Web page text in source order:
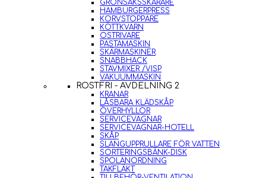
GRÖNSAKSSKÄRARE
HAMBURGERPRESS
KORVSTOPPARE
KÖTTKVARN
OSTRIVARE
PASTAMASKIN
SKÄRMASKINER
SNABBHACK
STAVMIXER /VISP
VAKUUMMASKIN
ROSTFRI - AVDELNING 2
KRANAR
LÅSBARA KLÄDSKÅP
ÖVERHYLLOR
SERVICEVAGNAR
SERVICEVAGNAR-HOTELL
SKÅP
SLANGUPPRULLARE FÖR VATTEN
SORTERINGSBÄNK-DISK
SPOLANORDNING
TAKFLÄKT